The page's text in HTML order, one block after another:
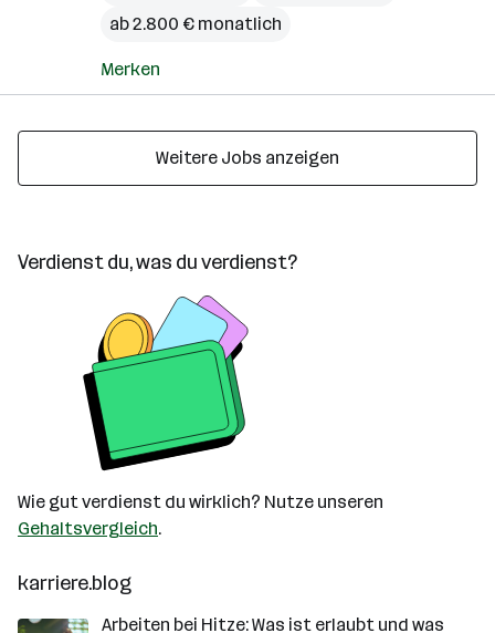
ab 2.800 € monatlich
Merken
Weitere Jobs anzeigen
Verdienst du, was du verdienst?
Wie gut verdienst du wirklich? Nutze unseren
Gehaltsvergleich.
karriere.blog
Arbeiten bei Hitze: Was ist erlaubt und was